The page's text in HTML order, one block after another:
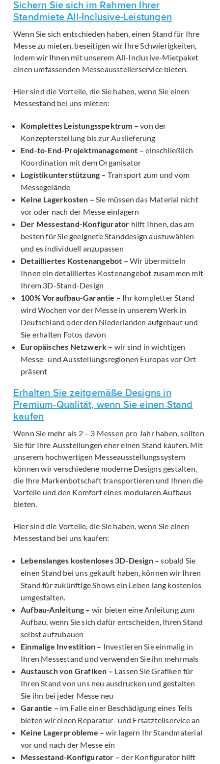
Sichern Sie sich im Rahmen Ihrer
Standmiete All-Inclusive-Leistungen
Wenn Sie sich entschieden haben, einen Stand für Ihre
Messe zu mieten, beseitigen wir Ihre Schwierigkeiten,
indem wir Ihnen mit unserem All-Inclusive-Mietpaket
einen umfassenden Messeausstellerservice bieten.
Hier sind die Vorteile, die Sie haben, wenn Sie einen
Messestand bei uns mieten:
Komplettes Leistungsspektrum – von der
Konzepterstellung bis zur Auslieferung
End-to-End-Projektmanagement – einschließlich
Koordination mit dem Organisator
Logistikunterstützung – Transport zum und vom
Messegelände
Keine Lagerkosten – Sie müssen das Material nicht
vor oder nach der Messe einlagern
Der Messestand-Konfigurator hilft Ihnen, das am
besten für Sie geeignete Standdesign auszuwählen
und es individuell anzupassen
Detailliertes Kostenangebot – Wir übermitteln
Ihnen ein detailliertes Kostenangebot zusammen mit
Ihrem 3D-Stand-Design
100% Voraufbau-Garantie – Ihr kompletter Stand
wird Wochen vor der Messe in unserem Werk in
Deutschland oder den Niederlanden aufgebaut und
Sie erhalten Fotos davon
Europäisches Netzwerk – wir sind in wichtigen
Messe- und Ausstellungsregionen Europas vor Ort
präsent
Erhalten Sie zeitgemäße Designs in
Premium-Qualität, wenn Sie einen Stand
kaufen
Wenn Sie mehr als 2 – 3 Messen pro Jahr haben, sollten
Sie für Ihre Ausstellungen eher einen Stand kaufen. Mit
unserem hochwertigen Messeausstellungssystem
können wir verschiedene moderne Designs gestalten,
die Ihre Markenbotschaft transportieren und Ihnen die
Vorteile und den Komfort eines modularen Aufbaus
bieten.
Hier sind die Vorteile, die Sie haben, wenn Sie einen
Messestand bei uns kaufen:
Lebenslanges kostenloses 3D-Design – sobald Sie
einen Stand bei uns gekauft haben, können wir Ihren
Stand für zukünftige Shows ein Leben lang kostenlos
umgestalten.
Aufbau-Anleitung – wir bieten eine Anleitung zum
Aufbau, wenn Sie sich dafür entscheiden, Ihren Stand
selbst aufzubauen
Einmalige Investition – Investieren Sie einmalig in
Ihren Messestand und verwenden Sie ihn mehrmals
Austausch von Grafiken – Lassen Sie Grafiken für
Ihren Stand von uns neu ausdrucken und gestalten
Sie ihn bei jeder Messe neu
Garantie – im Falle einer Beschädigung eines Teils
bieten wir einen Reparatur- und Ersatzteilservice an
Keine Lagerprobleme – wir lagern Ihr Standmaterial
vor und nach der Messe ein
Messestand-Konfigurator – der Konfigurator hilft